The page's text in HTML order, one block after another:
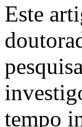
Este
pesquisa
tempo